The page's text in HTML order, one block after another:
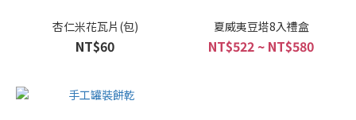
杏仁米花瓦片(包)
NT$60
夏威夷豆塔8入禮盒
NT$522 ~ NT$580